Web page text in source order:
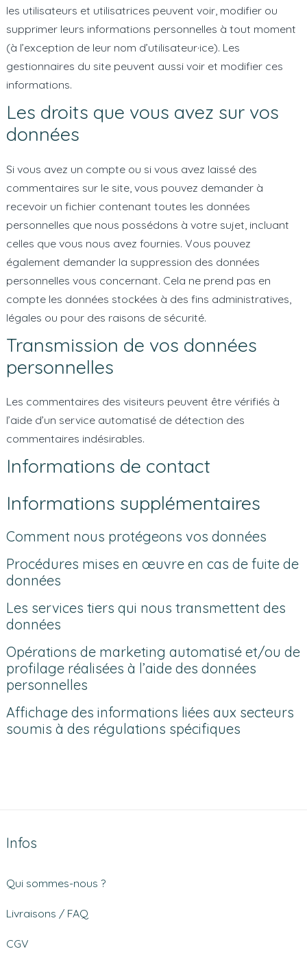
les utilisateurs et utilisatrices peuvent voir, modifier ou
supprimer leurs informations personnelles à tout moment
(à l’exception de leur nom d’utilisateur·ice). Les
gestionnaires du site peuvent aussi voir et modifier ces
informations.
Les droits que vous avez sur vos
données
Si vous avez un compte ou si vous avez laissé des
commentaires sur le site, vous pouvez demander à
recevoir un fichier contenant toutes les données
personnelles que nous possédons à votre sujet, incluant
celles que vous nous avez fournies. Vous pouvez
également demander la suppression des données
personnelles vous concernant. Cela ne prend pas en
compte les données stockées à des fins administratives,
légales ou pour des raisons de sécurité.
Transmission de vos données
personnelles
Les commentaires des visiteurs peuvent être vérifiés à
l’aide d’un service automatisé de détection des
commentaires indésirables.
Informations de contact
Informations supplémentaires
Comment nous protégeons vos données
Procédures mises en œuvre en cas de fuite de
données
Les services tiers qui nous transmettent des
données
Opérations de marketing automatisé et/ou de
profilage réalisées à l’aide des données
personnelles
Affichage des informations liées aux secteurs
soumis à des régulations spécifiques
Infos
Qui sommes-nous ?
Livraisons / FAQ
CGV